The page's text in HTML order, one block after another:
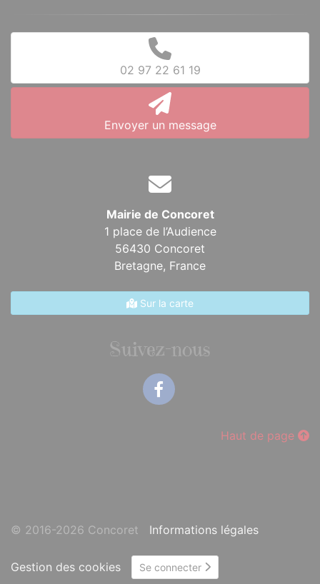
02 97 22 61 19
Envoyer un message
Mairie de Concoret
1 place de l’Audience
56430 Concoret
Bretagne, France
Sur la carte
Suivez-nous
Haut de page
© 2016-2026 Concoret Informations légales
Gestion des cookies Se connecter